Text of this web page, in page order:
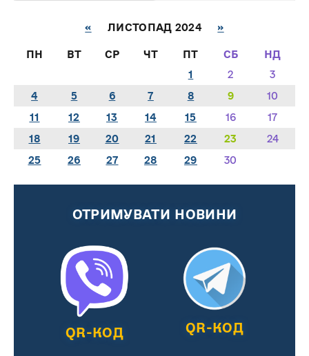
« ЛИСТОПАД 2024 »
ПН ВТ СР ЧТ ПТ СБ
НД
1
2
3
4
5 6 7 8 9
10
11
12 13 14 15 16
17
18
19 20 21 22 23
24
25
26 27 28 29 30
ОТРИМУВАТИ НОВИНИ
QR-КОД QR-КОД